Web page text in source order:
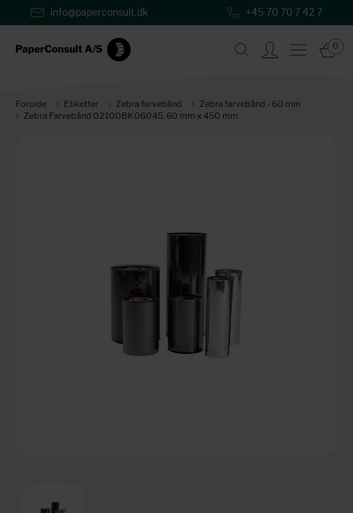
+45 70 70 7 42 7
info@paperconsult.dk
0
Forside Etiketter Zebra farvebånd
Zebra farvebånd - 60 mm
Zebra Farvebånd 02100BK06045, 60 mm x 450 mm